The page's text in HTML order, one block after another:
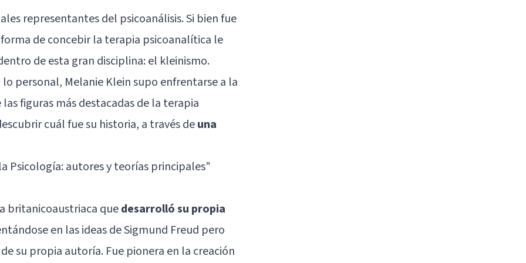
representantes del psicoanálisis. Si bien fue
de concebir la terapia psicoanalítica le
de esta gran disciplina: el kleinismo.
personal, Melanie Klein supo enfrentarse a la
figuras más destacadas de la terapia
cuál fue su historia, a través deuna
Psicología: autores y teorías principales"
britanicoaustriaca quedesarrolló su propia
en las ideas de Sigmund Freud pero
su propia autoría. Fue pionera en la creación